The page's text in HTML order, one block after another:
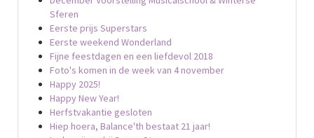
Sferen
Eerste prijs Superstars
Eerste weekend Wonderland
Fijne feestdagen en een liefdevol 2018
Foto's komen in de week van 4 november
Happy 2025!
Happy New Year!
Herfstvakantie gesloten
Hiep hoera, Balance'th bestaat 21 jaar!